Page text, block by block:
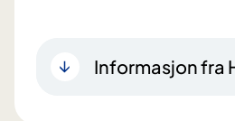
Informasjon fra